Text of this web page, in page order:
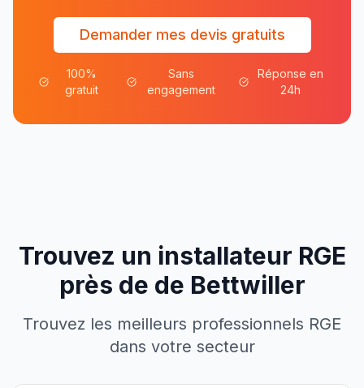
Demander mes devis gratuits
100%
gratuit
Sans
engagement
Réponse en
24h
Trouvez un installateur RGE
près de de Bettwiller
Trouvez les meilleurs professionnels RGE
dans votre secteur